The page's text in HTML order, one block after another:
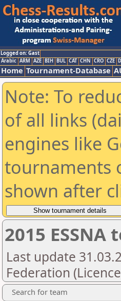
Logged on: Gast
Arabic ARM AZE BIH BUL CAT CHN CRO CZE
Home Tournament-Database
Note: To
of all links
engines like
tournaments
shown after
2015
Last update
Federation
Search for team